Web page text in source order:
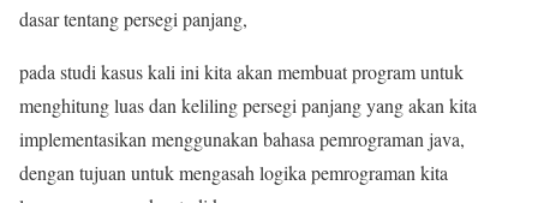
dasar tentang persegi panjang,
pada studi kasus kali ini kita akan membuat program untuk
menghitung luas dan keliling persegi panjang yang akan kita
implementasikan menggunakan bahasa pemrograman java,
dengan tujuan untuk mengasah logika pemrograman kita